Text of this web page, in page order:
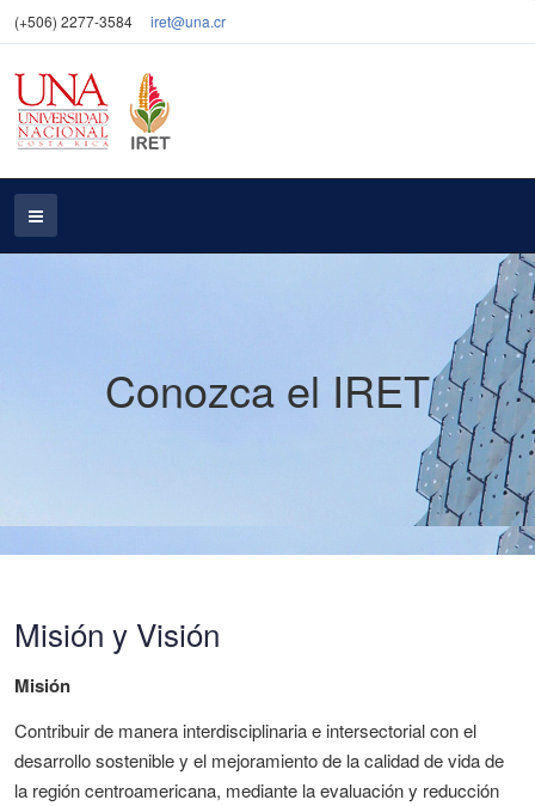
(+506) 2277-3584 iret@una.cr
Conozca el IRET
Misión y Visión
Misión
Contribuir de manera interdisciplinaria e intersectorial con el
desarrollo sostenible y el mejoramiento de la calidad de vida de
la región centroamericana, mediante la evaluación y reducción